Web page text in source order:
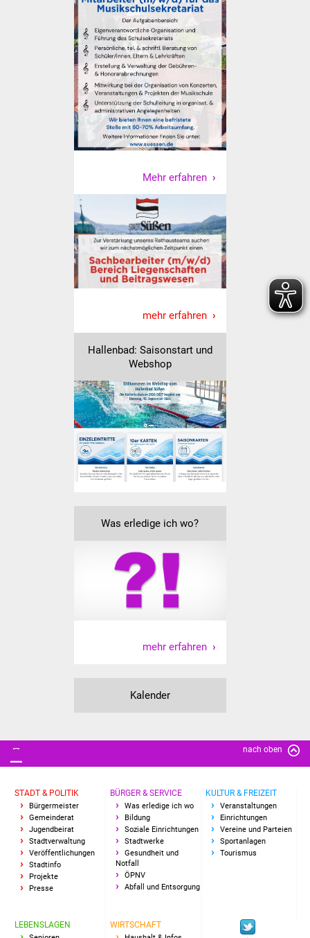
Vereine und Parteien
Selbsteintrag Vereine
Beirat Süßener Vereine
Sportanlagen
Route der
Industriekultur
Lebenslagen
Senioren
Stadtseniorenrat
Sommerwochen für
Ältere
Seniorenwohn- und
Pflegeheim
Familien
Familientreff
Schülerferienprogramm
Migration und Integration
Freundeskreis Asyl
Bauen in Süßen
Baugrundstücke
Wirtschaft
Haushalt & Infos
Wirtschaftsförderung
Gewerbeimmobilien
Mehr erfahren
mehr erfahren
Hallenbad: Saisonstart und
Webshop
Was erledige ich wo?
mehr erfahren
Kalender
nach oben
STADT & POLITIK
Bürgermeister
Gemeinderat
Jugendbeirat
Stadtverwaltung
Veröffentlichungen
Stadtinfo
Projekte
Presse
BÜRGER & SERVICE
Was erledige ich wo
Bildung
Soziale Einrichtungen
Stadtwerke
Gesundheit und
Notfall
ÖPNV
Abfall und Entsorgung
KULTUR & FREIZEIT
Veranstaltungen
Einrichtungen
Vereine und Parteien
Sportanlagen
Tourismus
LEBENSLAGEN WIRTSCHAFT